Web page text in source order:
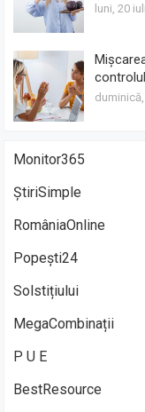
luni, 20
Monitor365
ȘtiriSimple
RomâniaOnline
Popești24
Solstițiului
MegaCombinații
P U E
BestResource